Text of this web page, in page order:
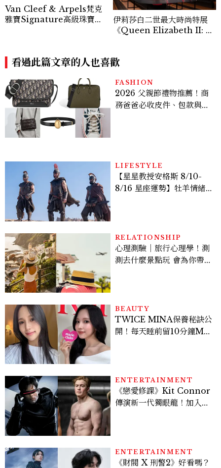
Van Cleef & Arpels梵克
雅寶Signature高級珠寶臻
藝美學
伊莉莎白二世最大時尚特展
《Queen Elizabeth II: H
加冕禮服一次看
看過此篇文章的人也喜歡
FASHION
2026 父親節禮物推薦！商
務爸爸必收皮件、包款與鞋
LIFESTYLE
【星星教授安格斯 8/10-
8/16 星座運勢】牡羊情緒
RELATIONSHIP
心理測驗｜旅行心理學！測
測去什麼景點玩 會為你帶來
BEAUTY
TWICE MINA保養秘訣公
開！每天睡前留10分鐘ME
ENTERTAINMENT
《戀愛修課》Kit Connor
傳演新一代獨眼龍！加入新
ENTERTAINMENT
《財閥 X 刑警2》好看嗎？